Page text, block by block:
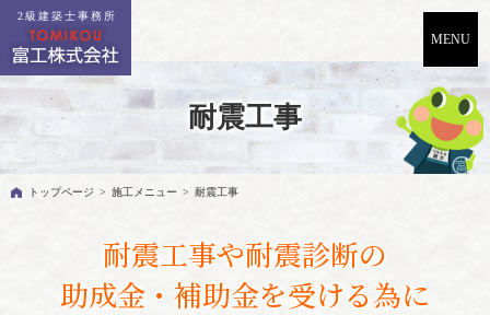
2級建築士事務所
耐震工事
トップページ > 施工メニュー > 耐震工事
耐震工事や耐震診断の
助成金・補助金を受ける為に